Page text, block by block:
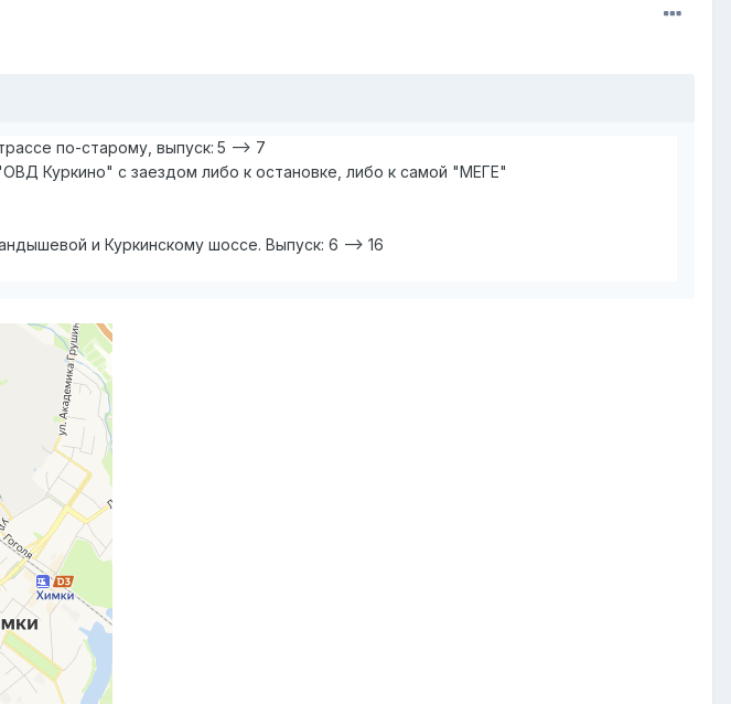
по-старому, выпуск: 5 —> 7
Куркино" с заездом либо к остановке, либо к самой "МЕГЕ"
и Куркинскому шоссе. Выпуск: 6 —> 16